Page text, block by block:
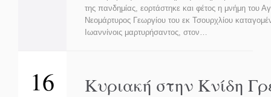
της πανδημίας, εορτάστηκε και φέτος η μνήμη του
Νεομάρτυρος Γεωργίου του εκ Τσουρχλίου
Ιωαννίνοις μαρτυρήσαντος, στον…
16 Κυριακή στην Κνίδη